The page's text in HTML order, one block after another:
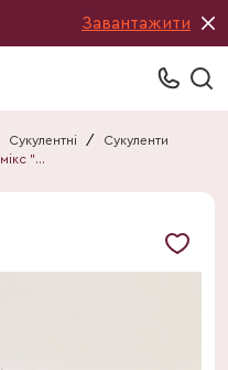
Завантажити
Сукулентні /
Сукуленти
Сукулент мікс "Фрутті Хед"